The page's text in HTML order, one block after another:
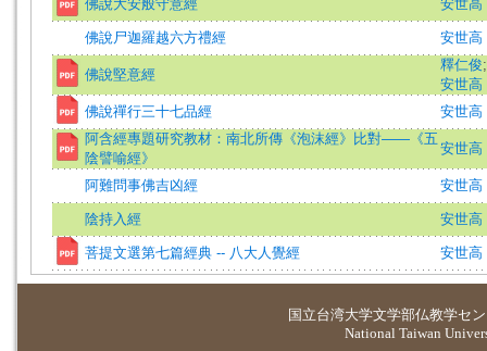
佛說大安般守意經
安世高
佛說尸迦羅越六方禮經 安世高
佛說堅意經
釋仁俊
安世高
佛說禪行三十七品經
安世高
阿含經專題研究教材：南北所傳《泡沫經》比對——《五
陰譬喻經》
安世高
阿難問事佛吉凶經 安世高
陰持入經 安世高
菩提文選第七篇經典 -- 八大人覺經 安世高
国立台湾大学文学部仏教学セ
National Taiwan